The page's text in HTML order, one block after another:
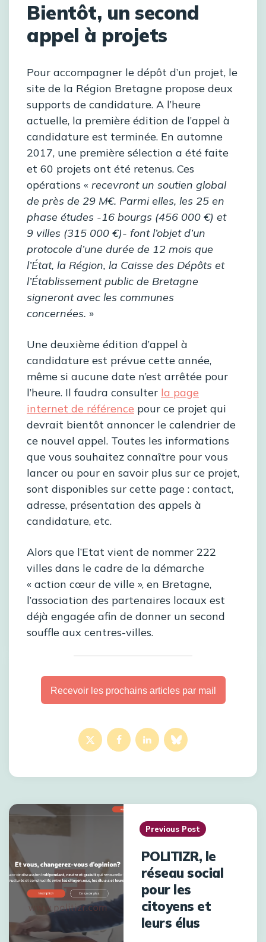
Bientôt, un second
appel à projets
Pour accompagner le dépôt d’un projet, le
site de la Région Bretagne propose deux
supports de candidature. A l’heure
actuelle, la première édition de l’appel à
candidature est terminée. En automne
2017, une première sélection a été faite
et 60 projets ont été retenus. Ces
opérations « recevront un soutien global
de près de 29 M€. Parmi elles, les 25 en
phase études -16 bourgs (456 000 €) et
9 villes (315 000 €)- font l’objet d’un
protocole d’une durée de 12 mois que
l’État, la Région, la Caisse des Dépôts et
l’Établissement public de Bretagne
signeront avec les communes
concernées. »
Une deuxième édition d’appel à
candidature est prévue cette année,
même si aucune date n’est arrêtée pour
l’heure. Il faudra consulter la page
internet de référence pour ce projet qui
devrait bientôt annoncer le calendrier de
ce nouvel appel. Toutes les informations
que vous souhaitez connaître pour vous
lancer ou pour en savoir plus sur ce projet,
sont disponibles sur cette page : contact,
adresse, présentation des appels à
candidature, etc.
Alors que l’Etat vient de nommer 222
villes dans le cadre de la démarche
« action cœur de ville », en Bretagne,
l’association des partenaires locaux est
déjà engagée afin de donner un second
souffle aux centres-villes.
Recevoir les prochains articles par mail
Previous Post
POLITIZR, le
réseau social
pour les
citoyens et
leurs élus​